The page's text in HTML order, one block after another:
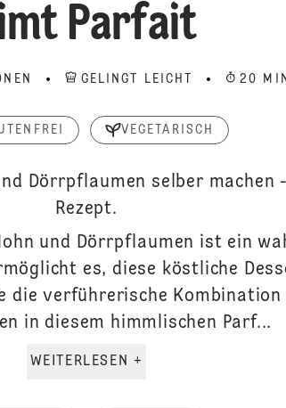
Parfait
GELINGT LEICHT 20
VEGETARISCH
Dörrpflaumen selber
Rezept.
und Dörrpflaumen ist ein
es, diese köstliche
die verführerische
in diesem himmlischen Parf...
WEITERLESEN +